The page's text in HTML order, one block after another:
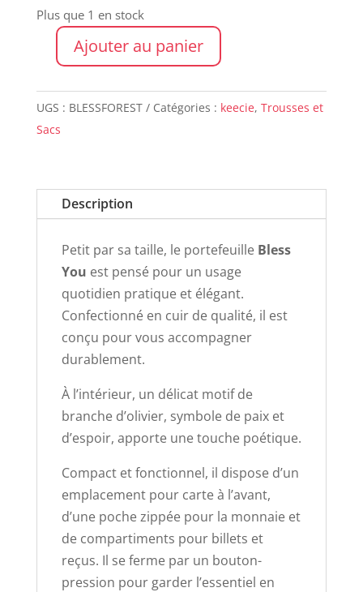
Plus que 1 en stock
quantité
WALLET
bless
Ajouter au panier
UGS : BLESSFOREST Catégories : keecie, Trousses et
Sacs
Description
Petit par sa taille, le portefeuille Bless
You est pensé pour un usage
quotidien pratique et élégant.
Confectionné en cuir de qualité, il est
conçu pour vous accompagner
durablement.
À l’intérieur, un délicat motif de
branche d’olivier, symbole de paix et
d’espoir, apporte une touche poétique.
Compact et fonctionnel, il dispose d’un
emplacement pour carte à l’avant,
d’une poche zippée pour la monnaie et
de compartiments pour billets et
reçus. Il se ferme par un bouton-
pression pour garder l’essentiel en